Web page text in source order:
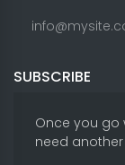
SUBSCRIBE
Once you go
need